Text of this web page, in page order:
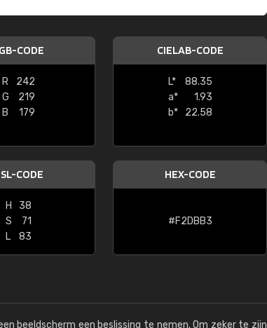
CODE
R
242
G
219
B
179
CIELAB-CODE
L*
88.35
a*
1.93
b*
22.58
CODE
H
38
S
71
L
83
HEX-CODE
#F2DBB3
beeldscherm een beslissing te nemen. Om zeker te zijn
"Super snelle service en zeer betaalbaar!"